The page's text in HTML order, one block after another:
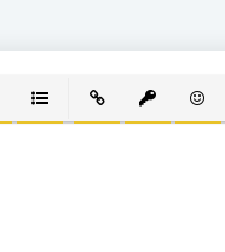
СПИСОК
МАРКИРОВАННЫЙ
ВСТАВИТЬ